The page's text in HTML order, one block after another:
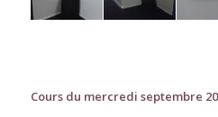
Cours du mercredi septembre